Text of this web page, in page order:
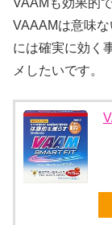
VAAMも効果的で
VAAAMは意味
には確実に効く
メしたいです。